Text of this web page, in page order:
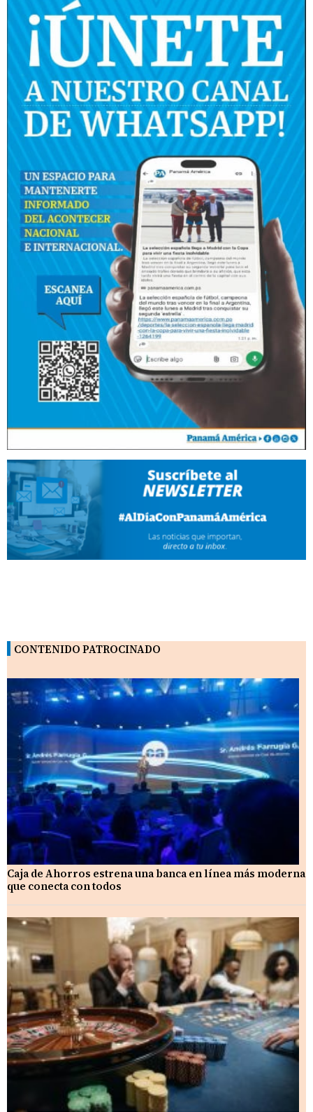
CONTENIDO PATROCINADO
Caja de Ahorros estrena una banca en línea más moderna
que conecta con todos